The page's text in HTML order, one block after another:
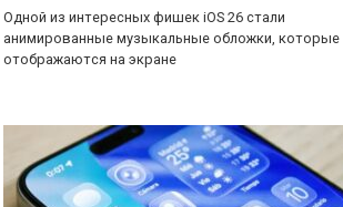
Одной из интересных фишек iOS 26 стали
анимированные музыкальные обложки, которые
отображаются на экране